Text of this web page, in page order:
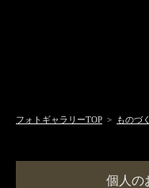
フォトギャラリーTOP > ものづ
個人の